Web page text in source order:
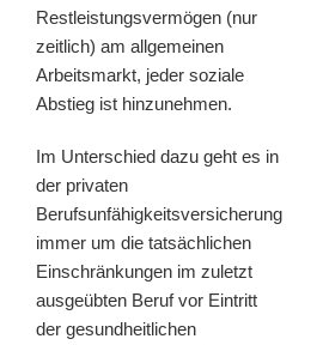
Restleistungsvermögen (nur
zeitlich) am allgemeinen
Arbeitsmarkt, jeder soziale
Abstieg ist hinzunehmen.
Im Unterschied dazu geht es in
der privaten
Berufsunfähigkeitsversicherung
immer um die tatsächlichen
Einschränkungen im zuletzt
ausgeübten Beruf vor Eintritt
der gesundheitlichen